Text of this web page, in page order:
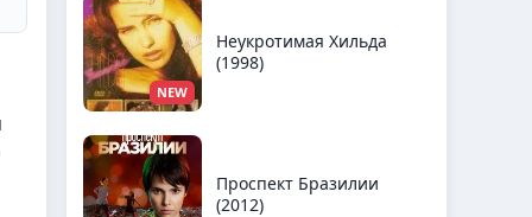
NEW
Неукротимая Хильда
(1998)
Проспект Бразилии
(2012)